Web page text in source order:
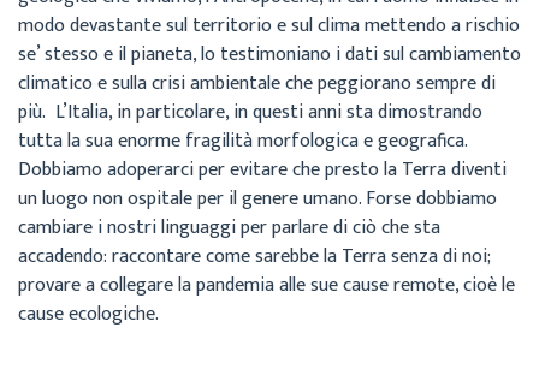
modo devastante sul territorio e sul clima mettendo a rischio
se’ stesso e il pianeta, lo testimoniano i dati sul cambiamento
climatico e sulla crisi ambientale che peggiorano sempre di
più. L’Italia, in particolare, in questi anni sta dimostrando
tutta la sua enorme fragilità morfologica e geografica.
Dobbiamo adoperarci per evitare che presto la Terra diventi
un luogo non ospitale per il genere umano. Forse dobbiamo
cambiare i nostri linguaggi per parlare di ciò che sta
accadendo: raccontare come sarebbe la Terra senza di noi;
provare a collegare la pandemia alle sue cause remote, cioè le
cause ecologiche.